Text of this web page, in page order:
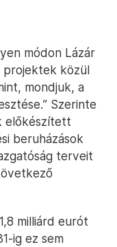
módon Lázár
projektek közül
mondjuk, a
Szerinte
előkészített
beruházások
terveit
milliárd eurót
ig ez sem